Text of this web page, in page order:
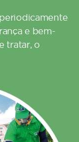
e bem-
tratar, o